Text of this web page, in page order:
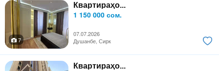
Квартираҳо...
1 150 000 сом.
07.07.2026
7
Душанбе, Сирк
Квартираҳо...